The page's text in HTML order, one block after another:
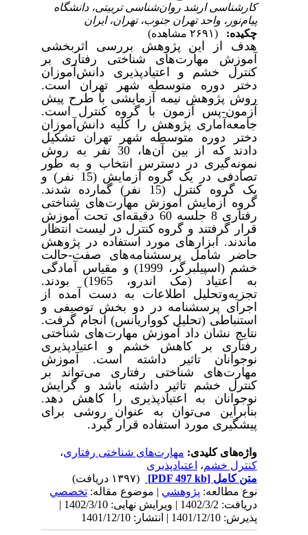
کارشناسی ارشد روان‌شناسی تربیتی، دانشگاه
پیام‌نور، واحد تهران جنوب، تهران، ایران
چکیده:
هدف از این پژوهش بررسی اثربخشی
آموزش مهارت­‌های شناختی رفتاری بر
کنترل خشم و اعتیادپذیری دانش­‌آموزان
دختر دوره متوسطه شهر تهران است.
روش پژوهش نیمه آزمایشی با طرح پیش
آزمون-پس آزمون با گروه کنترل است.
جامعه‌آماری پژوهش را کلیه دانش‌­آموزان
دختر دوره متوسطه شهر تهران تشکیل
دادند که از بین آن‌ها، 30 نفر به روش
نمونه‌­گیری در دسترس انتخاب و به طور
تصادفی در یک گروه آزمایش (15 نفر) و
یک گروه کنترل (15 نفر) گمارده شدند.
گروه آزمایش آموزش مهارت‌­های شناختی
رفتاری 8 جلسه 60 دقیقه‌­ای تحت آموزش
قرار گرفتند و گروه کنترل در لیست انتظار
ماندند.ابزارهای مورد استفاده در پژوهش
حاضر شامل پرسشنامه­‌های صفت-حالت
خشم (اسپیلبرگر، 1999) و مقیاس آمادگی
به اعتیاد (مک اندرو، 1965) بودند.
تجزیه‌وتحلیل اطلاعات به دست آمده از
اجرای پرسشنامه در دو بخش توصیفی و
استنباطی (تحلیل کوواریانس) انجام گرفت.
نتایج نشان داد آموزش مهارت‌های شناختی
رفتاری بر کاهش خشم و اعتیادپذیری
نوجوانان تاثیر داشته است. آموزش
مهارت‌های شناختی رفتاری می‌تواند بر
کنترل خشم تاثیر داشته باشد و گرایش
نوجوانان به اعتیادپذیری را کاهش دهد.
بنابراین می‌توان به عنوان روشی برای
پیشگیری مورد استفاده قرار گیرد.
واژه‌های کلیدی:مهارت‌های شناختی رفتاری،
کنترل خشم،اعتیادپذیری
متن کامل[PDF 497 kb]
نوع مطالعه:پژوهشي| موضوع مقاله:تخصصي
دریافت: 1402/3/2 | ویرایش نهایی: 1402/3/10 |
پذیرش: 1401/12/10 | انتشار: 1401/12/10